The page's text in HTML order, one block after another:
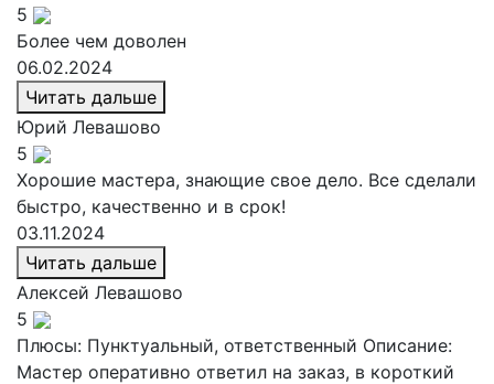
5
Более чем доволен
06.02.2024
Читать дальше
Юрий Левашово
5
Хорошие мастера, знающие свое дело. Все сделали
быстро, качественно и в срок!
03.11.2024
Читать дальше
Алексей Левашово
5
Плюсы: Пунктуальный, ответственный Описание:
Мастер оперативно ответил на заказ, в короткий